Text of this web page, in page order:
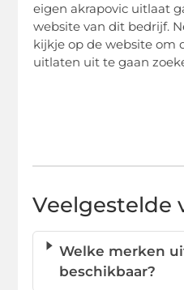
eigen akrapovic uitlaat
website van dit bedrijf.
kijkje op de website om
uitlaten uit te gaan
Veelgestelde
Welke merken
beschikbaar?